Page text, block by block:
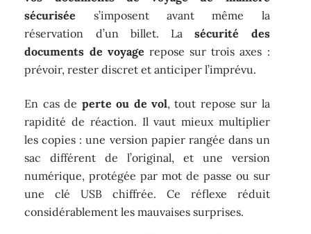
sécurisée s’imposent avant même la
réservation d’un billet. Lasécurité des
documents de voyage repose sur trois axes :
prévoir, rester discret et anticiper l’imprévu.
En cas de perte ou de vol, tout repose sur la
rapidité de réaction. Il vaut mieux multiplier
les copies : une version papier rangée dans un
sac différent de l’original, et une version
numérique, protégée par mot de passe ou sur
une clé USB chiffrée. Ce réflexe réduit
considérablement les mauvaises surprises.